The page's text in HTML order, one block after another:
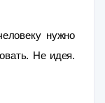
нужно
Не идея.